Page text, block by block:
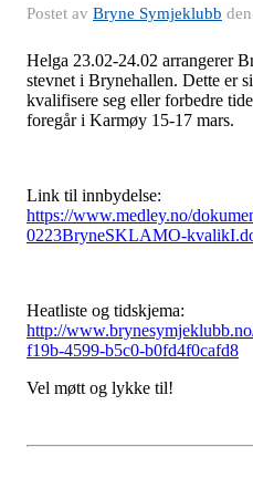
Postet av Bryne Symjeklubb den
Helga 23.02-24.02 arrangerer
stevnet i Brynehallen. Dette er
kvalifisere seg eller forbedre
foregår i Karmøy 15-17 mars.
Link til innbydelse:
https://www.medley.no/
0223BryneSKLAMO-
Heatliste og tidskjema:
http://
f19b-4599-b5c0-b0fd4f0cafd8
Vel møtt og lykke til!